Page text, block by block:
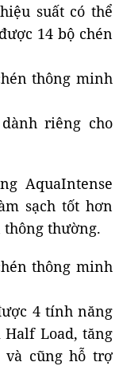
suất có thể
14 bộ chén
riêng cho
AquaIntense
sạch tốt hơn
thông thường.
4 tính năng
Load, tăng
và cũng hỗ trợ